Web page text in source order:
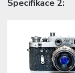
Specifikace 2: